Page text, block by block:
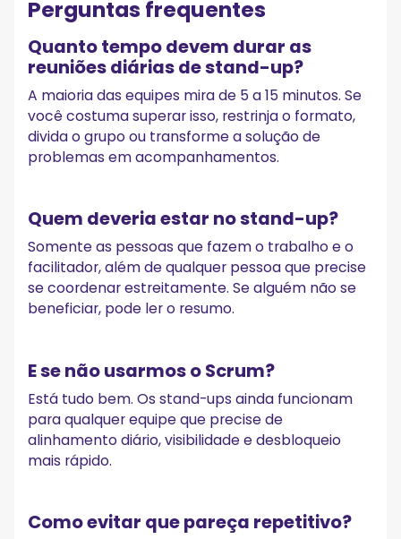
Perguntas frequentes
Quanto tempo devem durar as
reuniões diárias de stand-up?
A maioria das equipes mira de 5 a 15 minutos. Se
você costuma superar isso, restrinja o formato,
divida o grupo ou transforme a solução de
problemas em acompanhamentos.
Quem deveria estar no stand-up?
Somente as pessoas que fazem o trabalho e o
facilitador, além de qualquer pessoa que precise
se coordenar estreitamente. Se alguém não se
beneficiar, pode ler o resumo.
E se não usarmos o Scrum?
Está tudo bem. Os stand-ups ainda funcionam
para qualquer equipe que precise de
alinhamento diário, visibilidade e desbloqueio
mais rápido.
Como evitar que pareça repetitivo?